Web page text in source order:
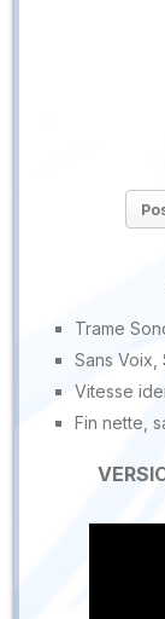
Trame
Sans Voix,
Vitesse
Fin nette,